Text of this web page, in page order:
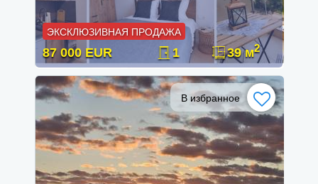
ЭКСКЛЮЗИВНАЯ ПРОДАЖА
87 000 EUR 1 39 м2
В избранное